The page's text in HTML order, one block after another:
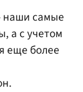
наши самые
а с учетом
еще более